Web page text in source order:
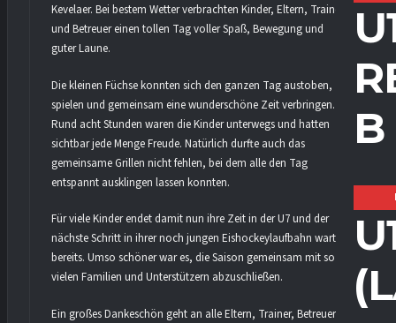
B
Kevelaer. Bei bestem Wetter verbrachten Kinder, Eltern, Trainer
und Betreuer einen tollen Tag voller Spaß, Bewegung und
guter Laune.
Die kleinen Füchse konnten sich den ganzen Tag austoben,
spielen und gemeinsam eine wunderschöne Zeit verbringen.
Rund acht Stunden waren die Kinder unterwegs und hatten
sichtbar jede Menge Freude. Natürlich durfte auch das
gemeinsame Grillen nicht fehlen, bei dem alle den Tag
entspannt ausklingen lassen konnten.
Für viele Kinder endet damit nun ihre Zeit in der U7 und der
nächste Schritt in ihrer noch jungen Eishockeylaufbahn wartet
bereits. Umso schöner war es, die Saison gemeinsam mit so
vielen Familien und Unterstützern abzuschließen.
Ein großes Dankeschön geht an alle Eltern, Trainer, Betreuer